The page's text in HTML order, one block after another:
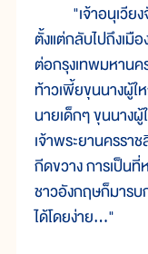
"เจ้าอนุเวียง
ตั้งแต่กลับไปถึงเมื
ต่อกรุงเทพมหานค
ท้าวเพี้ยขุนนางผู้ใ
นายเด็กๆ ขุนนา
เจ้าพระยานครรา
กีดขวาง การเป็นที่
ชาวอังกฤษก็มารบ
ได้โดยง่าย..."